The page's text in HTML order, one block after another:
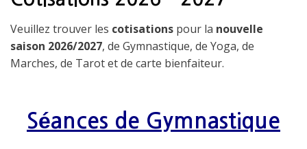
Veuillez trouver les cotisations pour la nouvelle
saison 2026/2027, de Gymnastique, de Yoga, de
Marches, de Tarot et de carte bienfaiteur.
Séances de Gymnastique